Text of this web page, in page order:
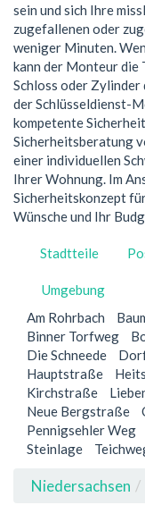
sein und sich Ihre
zugefallenen oder
weniger Minuten.
kann der Monteur die
Schloss oder
der Schlüsseldienst-
kompetente
Sicherheitsberatung
einer individuellen
Ihrer Wohnung. Im
Sicherheitskonzept
Wünsche und Ihr
Stadtteile
Umgebung
Am Rohrbach
Binner Torfweg
Die Schneede
Hauptstraße
Kirchstraße
Neue Bergstraße
Pennigsehler Weg
Steinlage
Niedersachsen